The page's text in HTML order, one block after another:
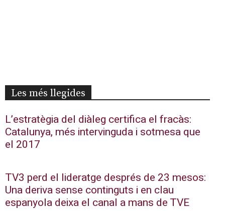
Les més llegides
L’estratègia del diàleg certifica el fracàs:
Catalunya, més intervinguda i sotmesa que
el 2017
TV3 perd el lideratge després de 23 mesos:
Una deriva sense continguts i en clau
espanyola deixa el canal a mans de TVE